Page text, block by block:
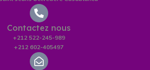
Contactez nous
+212 522-245-989
+212 602-405497